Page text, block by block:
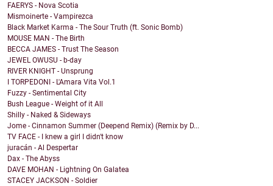
FAERYS - Nova Scotia
Mismoinerte - Vampirezca
Black Market Karma - The Sour Truth (ft. Sonic Bomb)
MOUSE MAN - The Birth
BECCA JAMES - Trust The Season
JEWEL OWUSU - b-day
RIVER KNIGHT - Unsprung
I TORPEDONI - L'Amara Vita Vol.1
Fuzzy - Sentimental City
Bush League - Weight of it All
Shilly - Naked & Sideways
Jome - Cinnamon Summer (Deepend Remix) (Remix by D...
TV FACE - I knew a girl I didn't know
juracán - Al Despertar
Dax - The Abyss
DAVE MOHAN - Lightning On Galatea
STACEY JACKSON - Soldier